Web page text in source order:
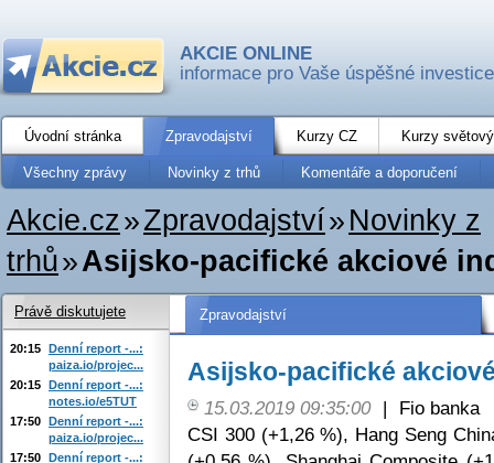
AKCIE ONLINE
informace pro Vaše úspěšné investice
Úvodní stránka Zpravodajství Kurzy CZ Kurzy
Všechny zprávy Novinky z trhů Komentáře a doporučení
Akcie.cz»Zpravodajství» Novinky z
trhů»Asijsko-pacifické akciové
Zpravodajství
Asijsko-pacifické
15.03.2019 09:35:00 |
Fio banka
CSI 300 (+1,26 %), Hang Seng
Právě diskutujete
20:15 Denní report -...:
paiza.io/projec...
20:15 Denní report -...:
notes.io/e5TUT
17:50 Denní report -...:
paiza.io/projec...
17:50 Denní report -...: